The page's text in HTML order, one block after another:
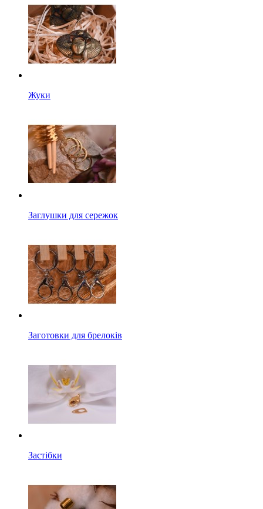
Жуки
Заглушки для сережок
Заготовки для брелоків
Застібки